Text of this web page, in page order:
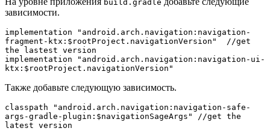
build.gradle
зависимости.
implementation "android.arch.navigation:navigation-
fragment-ktx:$rootProject.navigationVersion"  //get
the lastest version
implementation "android.arch.navigation:navigation-ui-
ktx:$rootProject.navigationVersion"
Также добавьте следующую зависимость.
classpath "android.arch.navigation:navigation-safe-
args-gradle-plugin:$navigationSageArgs" //get the
latest version